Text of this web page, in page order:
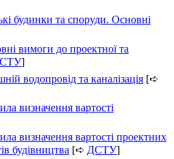
будинки та споруди. Основні
вимоги до проектної та
]
водопровід та каналізація [➪
визначення вартості
визначення вартості проектних
будівництва [➪ ДСТУ]